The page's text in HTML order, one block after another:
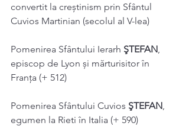
convertit la creștinism prin Sfântul
Cuvios Martinian (secolul al V-lea)
Pomenirea Sfântului Ierarh ŞTEFAN,
episcop de Lyon și mărturisitor în
Franţa (+ 512)
Pomenirea Sfântului Cuvios ŞTEFAN,
egumen la Rieti în Italia (+ 590)